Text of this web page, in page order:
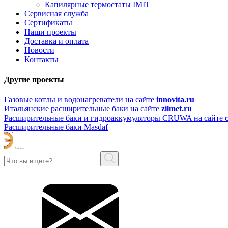
Капилярные термостаты IMIT
Сервисная служба
Сертификаты
Наши проекты
Доставка и оплата
Новости
Контакты
Другие проекты
Газовые котлы и водонагреватели на сайте innovita.ru
Итальянские расширительные баки на сайте zilmet.ru
Расширительные баки и гидроаккумуляторы CRUWA на сайте
Расширительные баки Masdaf